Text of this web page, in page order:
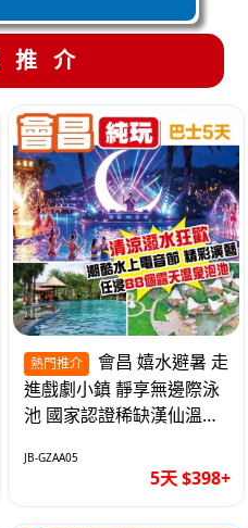
推介
熱門推介
進戲劇小鎮 靜享無邊際泳
池 國家認證稀缺漢仙溫泉
天
JB-GZAA05
5天 $398+